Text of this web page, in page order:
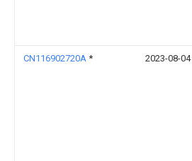
CN116902720A * 2023-08-04